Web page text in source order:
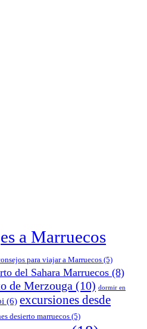
a Marruecos
para viajar a Marruecos (5)
del Sahara Marruecos (8)
de Merzouga (10) dormir en
(6) excursiones desde
desierto marruecos (5)